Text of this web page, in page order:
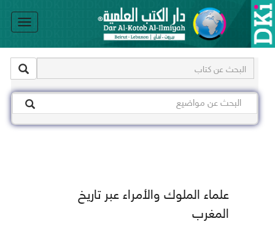
علماء الملوك والأمراء عبر تاريخ
المغرب